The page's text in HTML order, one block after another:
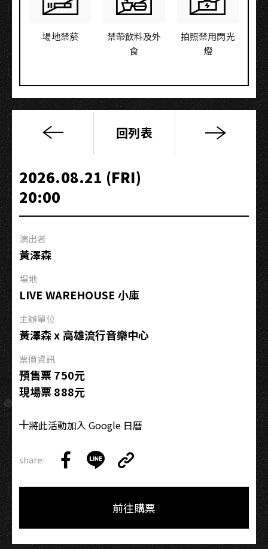
場地禁菸
禁帶飲料及外
食
拍照禁用閃光
燈
2026
頭
GATAO
唱
演
到
高
雄
回列表
2026.08.21 (FRI)
20:00
演出者
黃澤森
場地
LIVE WAREHOUSE 小庫
主辦單位
黃澤森 x 高雄流行音樂中心
票價資訊
預售票 750元
現場票 888元
將此活動加入 Google 日曆
share:
on
on
Link
Copy
前往購票